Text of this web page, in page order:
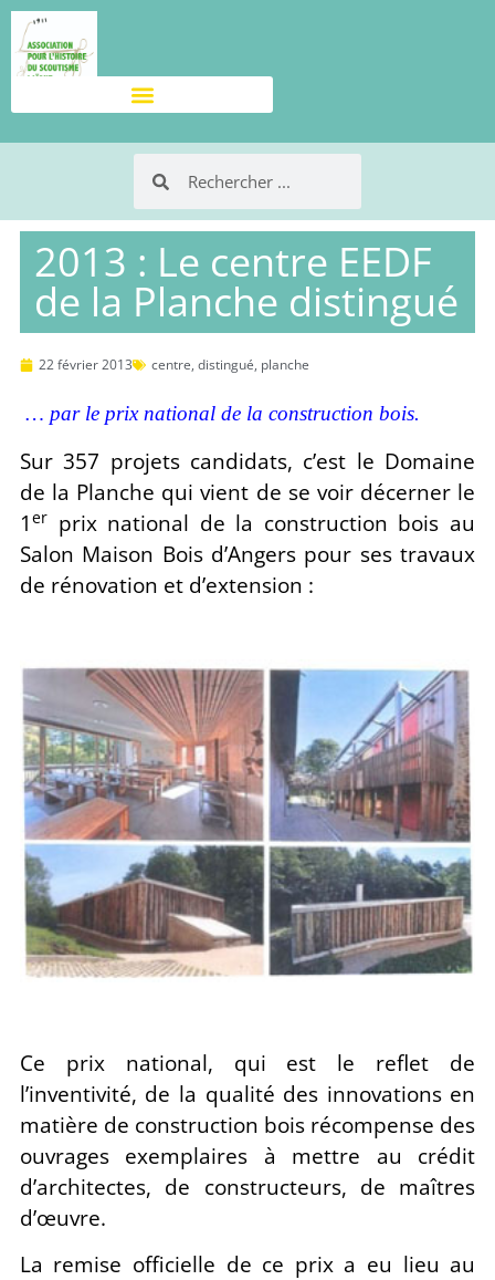
2013 : Le centre EEDF
de la Planche distingué
22 février 2013 centre, distingué, planche
… par le prix national de la construction bois.
Sur 357 projets candidats, c’est le Domaine
de la Planche qui vient de se voir décerner le
1 erprix national de la construction bois au
Salon Maison Bois d’Angers pour ses travaux
de rénovation et d’extension :
Ce prix national, qui est le reflet de
l’inventivité, de la qualité des innovations en
matière de construction bois récompense des
ouvrages exemplaires à mettre au crédit
d’architectes, de constructeurs, de maîtres
d’œuvre.
La remise officielle de ce prix a eu lieu au